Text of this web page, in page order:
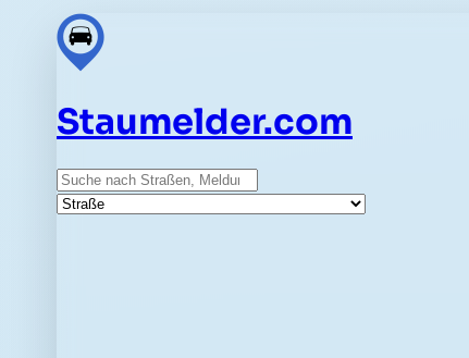
Staumelder.com
Suche
Straße